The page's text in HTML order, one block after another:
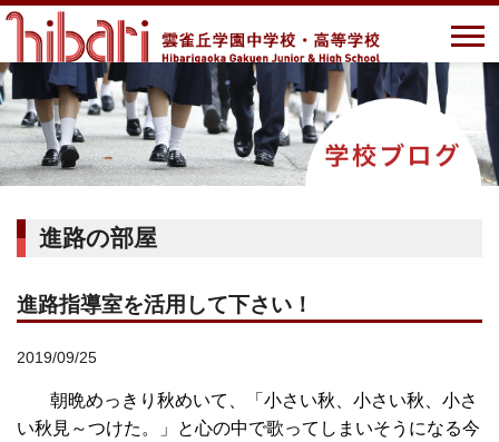
進路の部屋
進路指導室を活用して下さい！
2019/09/25
朝晩めっきり秋めいて、「小さい秋、小さい秋、小さ
い秋見～つけた。」と心の中で歌ってしまいそうになる今